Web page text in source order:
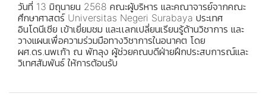
วันที่ 13 มิถุนายน 2568 คณะผู้บริหาร และคณาจารย์จากคณะ
ศึกษาศาสตร์ Universitas Negeri Surabaya ประเทศ
อินโดนีเซีย เข้าเยี่ยมชม และเเลกเปลี่ยนเรียนรู้ด้านวิชาการ และ
วางแผนเพื่อความร่วมมือทางวิชาการในอนาคต โดย
ผศ.ดร.นพเก้า ณ พัทลุง ผู้ช่วยคณบดีฝ่ายฝึกประสบการณ์และ
วิเทศสัมพันธ์ ให้การต้อนรับ